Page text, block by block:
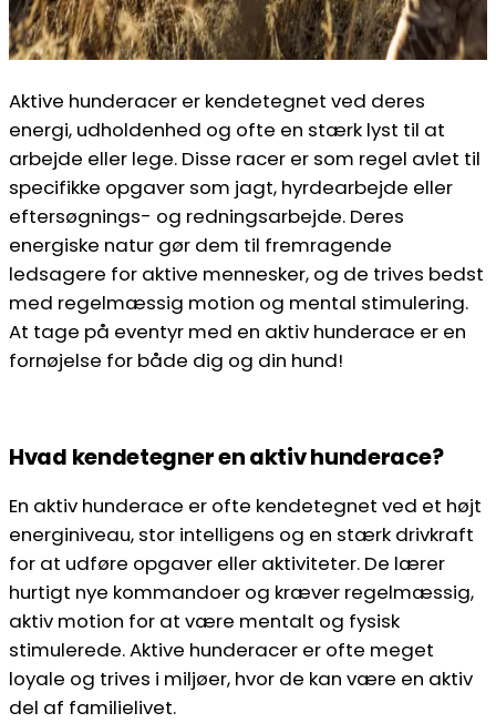
Aktive hunderacer er kendetegnet ved deres
energi, udholdenhed og ofte en stærk lyst til at
arbejde eller lege. Disse racer er som regel avlet til
specifikke opgaver som jagt, hyrdearbejde eller
eftersøgnings- og redningsarbejde. Deres
energiske natur gør dem til fremragende
ledsagere for aktive mennesker, og de trives bedst
med regelmæssig motion og mental stimulering.
At tage på eventyr med en aktiv hunderace er en
fornøjelse for både dig og din hund!
Hvad kendetegner en aktiv hunderace?
En aktiv hunderace er ofte kendetegnet ved et højt
energiniveau, stor intelligens og en stærk drivkraft
for at udføre opgaver eller aktiviteter. De lærer
hurtigt nye kommandoer og kræver regelmæssig,
aktiv motion for at være mentalt og fysisk
stimulerede. Aktive hunderacer er ofte meget
loyale og trives i miljøer, hvor de kan være en aktiv
del af familielivet.